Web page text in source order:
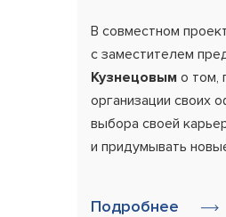
В совместном
с заместителем
Кузнецовым о том,
организации своих
выбора своей
и придумывать
Подробнее